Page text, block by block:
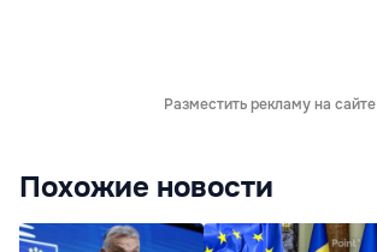
Разместить рекламу на сайте
Похожие новости